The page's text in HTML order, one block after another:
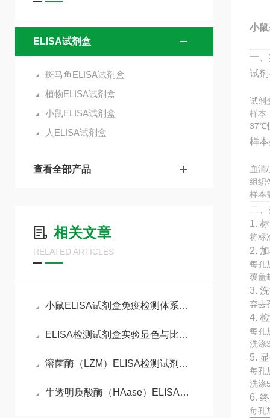
ELISA试剂盒
斑马鱼ELISA试剂盒
植物ELISA试剂盒
小鼠ELISA试剂盒
人ELISA试剂盒
查看全部产品
相关文章
RELATED ARTICLES
小鼠ELISA试剂盒免疫检测体系与动物模型实验实操指南
ELISA检测试剂盒实验显色与比色分析
溶菌酶（LZM）ELISA检测试剂盒的工作原理
牛透明质酸酶（HAase）ELISA检测试剂盒
小
一
试
试剂
样本
37℃
样
血清
组织
样本
二
1.
将标
2.
每孔
覆盖
3.
弃去
4.
每孔
洗涤
5.
每孔
洗涤
6.
每孔